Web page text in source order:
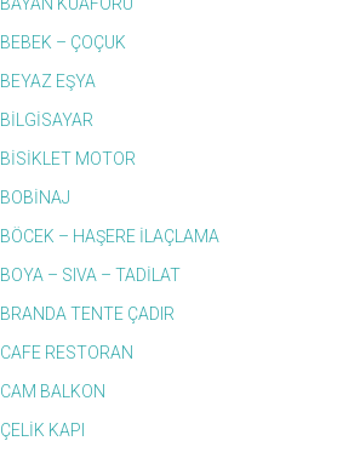
BEBEK – ÇOÇUK
BEYAZ EŞYA
BİLGİSAYAR
BİSİKLET MOTOR
BOBİNAJ
BÖCEK – HAŞERE İLAÇLAMA
BOYA – SIVA – TADİLAT
BRANDA TENTE ÇADIR
CAFE RESTORAN
CAM BALKON
ÇELİK KAPI